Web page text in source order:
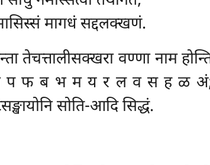
मागधं सद्दलक्खणं.
तेचत्तालीसक्खरा वण्णा
ब भ म य र ल व स ह ळ अं; तेन
सोति-आदि सिद्धं.